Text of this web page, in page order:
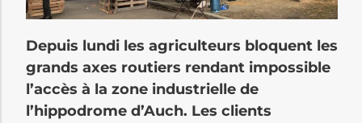
Depuis lundi les agriculteurs bloquent les
grands axes routiers rendant impossible
l’accès à la zone industrielle de
l’hippodrome d’Auch. Les clients